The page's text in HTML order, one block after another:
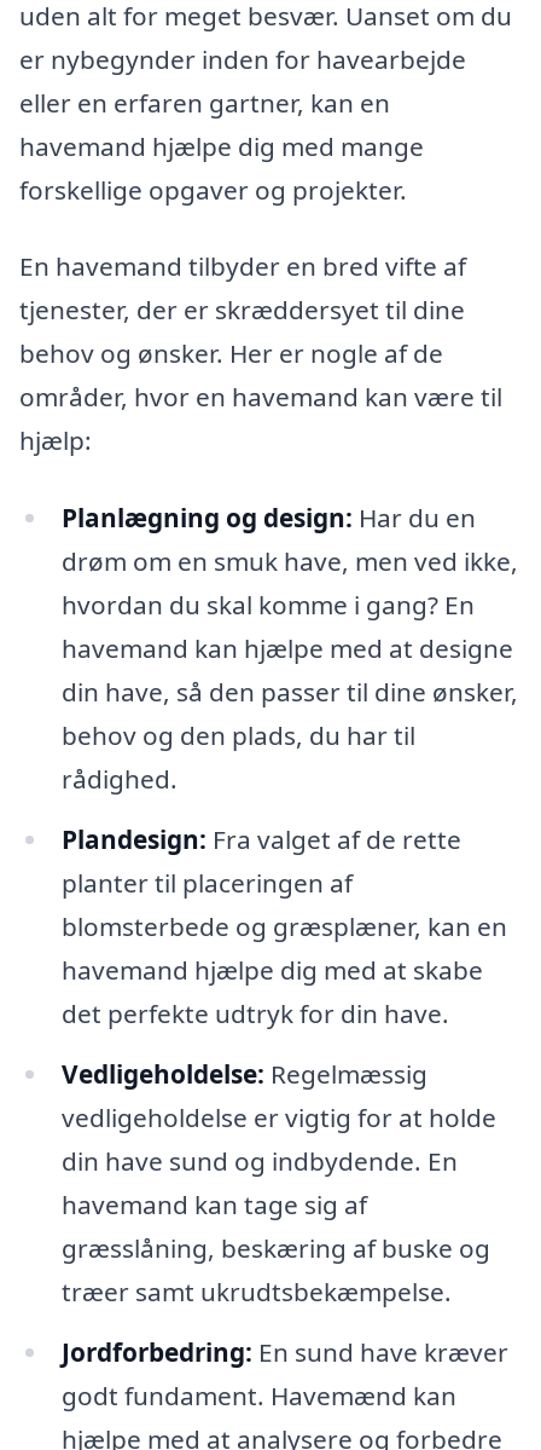
uden alt for meget besvær. Uanset om du
er nybegynder inden for havearbejde
eller en erfaren gartner, kan en
havemand hjælpe dig med mange
forskellige opgaver og projekter.
En havemand tilbyder en bred vifte af
tjenester, der er skræddersyet til dine
behov og ønsker. Her er nogle af de
områder, hvor en havemand kan være til
hjælp:
Planlægning og design: Har du en
drøm om en smuk have, men ved ikke,
hvordan du skal komme i gang? En
havemand kan hjælpe med at designe
din have, så den passer til dine ønsker,
behov og den plads, du har til
rådighed.
Plandesign: Fra valget af de rette
planter til placeringen af
blomsterbede og græsplæner, kan en
havemand hjælpe dig med at skabe
det perfekte udtryk for din have.
Vedligeholdelse: Regelmæssig
vedligeholdelse er vigtig for at holde
din have sund og indbydende. En
havemand kan tage sig af
græsslåning, beskæring af buske og
træer samt ukrudtsbekæmpelse.
Jordforbedring: En sund have kræver
godt fundament. Havemænd kan
hjælpe med at analysere og forbedre